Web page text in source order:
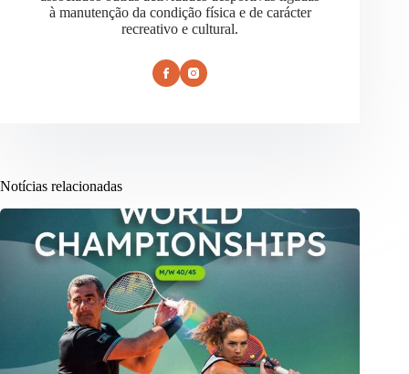
à manutenção da condição física e de carácter
recreativo e cultural.
Notícias relacionadas